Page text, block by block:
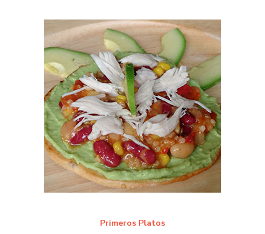
Primeros Platos